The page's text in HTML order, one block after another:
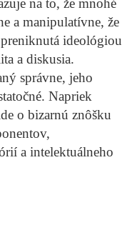
na to, že mnohé
a manipulatívne, že
ideológiou
a diskusia.
správne, jeho
Napriek
o bizarnú znôšku
a intelektuálneho